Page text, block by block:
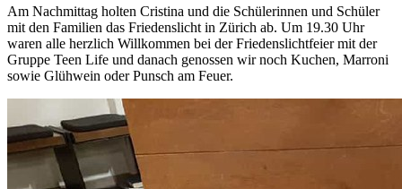
Am Nachmittag holten Cristina und die Schülerinnen und Schüler
mit den Familien das Friedenslicht in Zürich ab. Um 19.30 Uhr
waren alle herzlich Willkommen bei der Friedenslichtfeier mit der
Gruppe Teen Life und danach genossen wir noch Kuchen, Marroni
sowie Glühwein oder Punsch am Feuer.